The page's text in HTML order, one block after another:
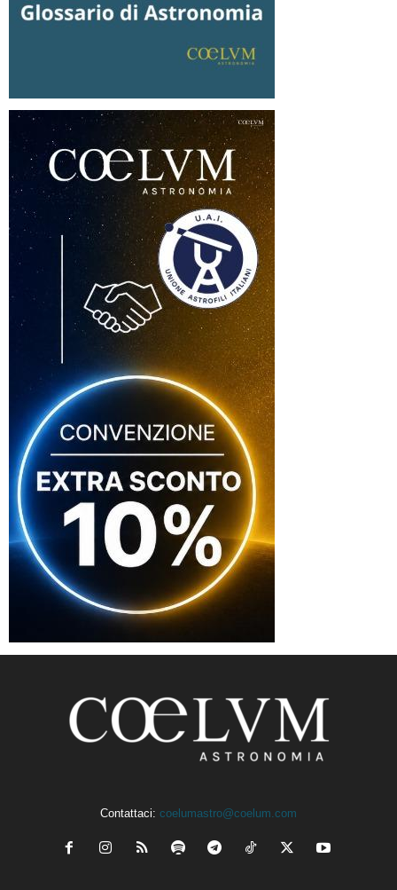
Contattaci: coelumastro@coelum.com